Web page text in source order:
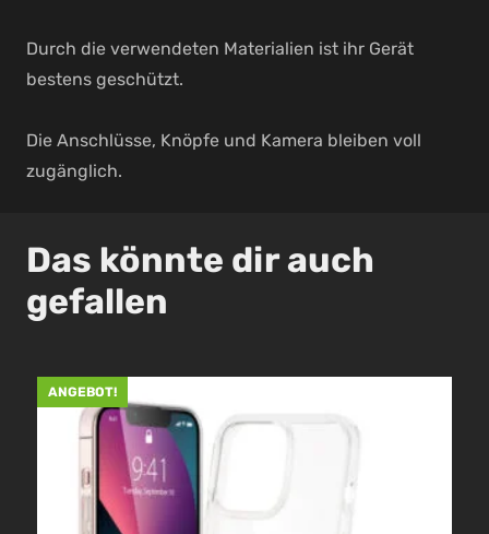
Durch die verwendeten Materialien ist ihr Gerät
bestens geschützt.
Die Anschlüsse, Knöpfe und Kamera bleiben voll
zugänglich.
Das könnte dir auch
gefallen
ANGEBOT!